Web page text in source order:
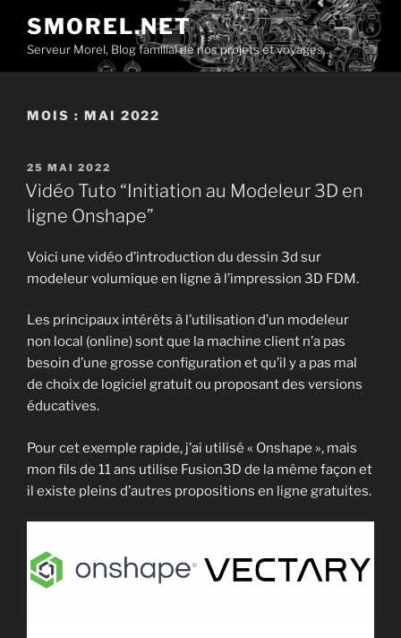
contenu
principal
SMOREL.NET
Serveur Morel, Blog familial de nos projets et voyages…
MOIS : MAI 2022
PUBLIÉ
LE
25 MAI 2022
Vidéo Tuto “Initiation au Modeleur 3D en
ligne Onshape”
Voici une vidéo d’introduction du dessin 3d sur
modeleur volumique en ligne à l’impression 3D FDM.
Les principaux intérêts à l’utilisation d’un modeleur
non local (online) sont que la machine client n’a pas
besoin d’une grosse configuration et qu’il y a pas mal
de choix de logiciel gratuit ou proposant des versions
éducatives.
Pour cet exemple rapide, j’ai utilisé « Onshape », mais
mon fils de 11 ans utilise Fusion3D de la même façon et
il existe pleins d’autres propositions en ligne gratuites.